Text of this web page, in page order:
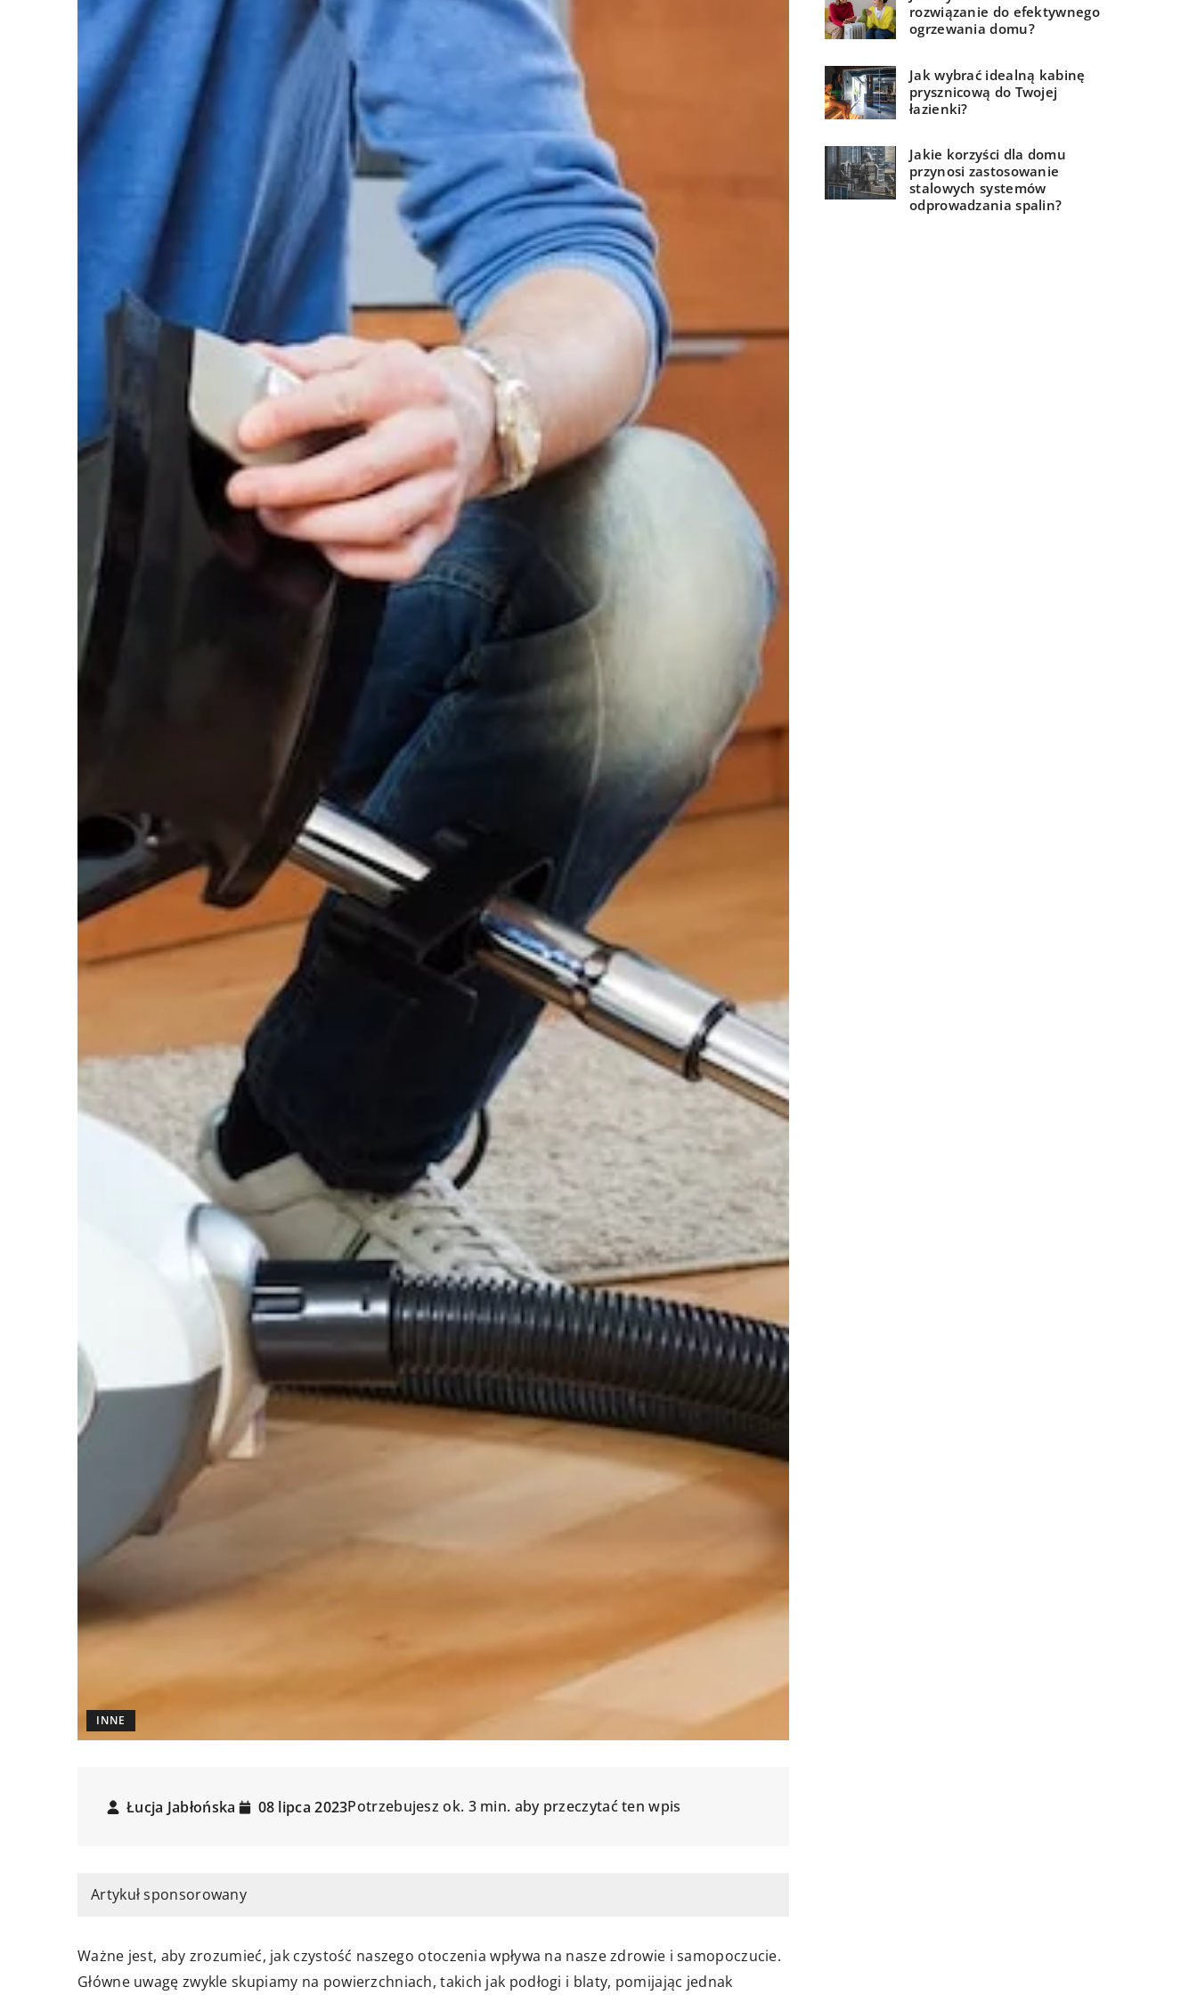
INNE
Łucja Jabłońska 08 lipca 2023Potrzebujesz ok. 3 min. aby przeczytać ten wpis
Artykuł sponsorowany
Ważne jest, aby zrozumieć, jak czystość naszego otoczenia wpływa na nasze zdrowie i samopoczucie.
Główne uwagę zwykle skupiamy na powierzchniach, takich jak podłogi i blaty, pomijając jednak
rozwiązanie do efektywnego
ogrzewania domu?
Jak wybrać idealną kabinę
prysznicową do Twojej
łazienki?
Jakie korzyści dla domu
przynosi zastosowanie
stalowych systemów
odprowadzania spalin?